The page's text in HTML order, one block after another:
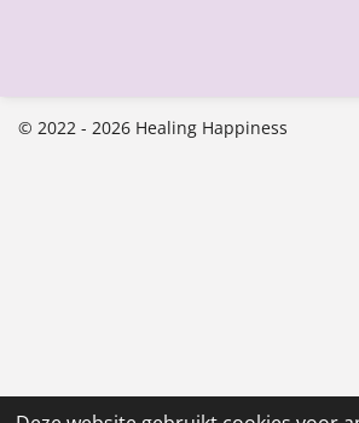
© 2022 - 2026 Healing Happiness